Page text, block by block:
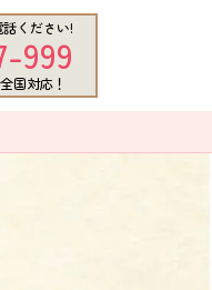
ください!
999
国対応！